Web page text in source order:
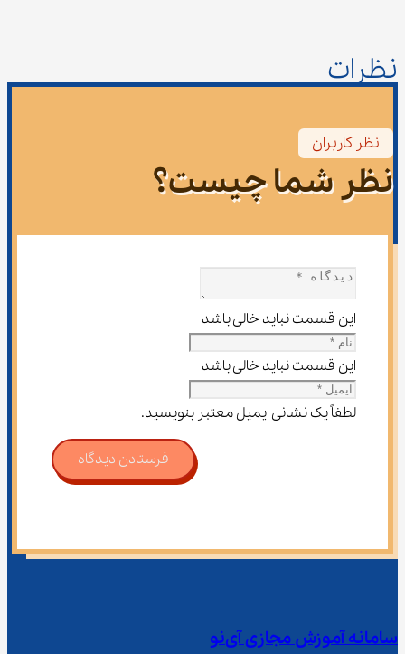
نظرات
نظر کاربران
نظر شما چیست؟
این قسمت نباید خالی باشد
این قسمت نباید خالی باشد
لطفاً یک نشانی ایمیل معتبر بنویسید.
فرستادن دیدگاه
سامانه آموزش مجازی آی‌نو